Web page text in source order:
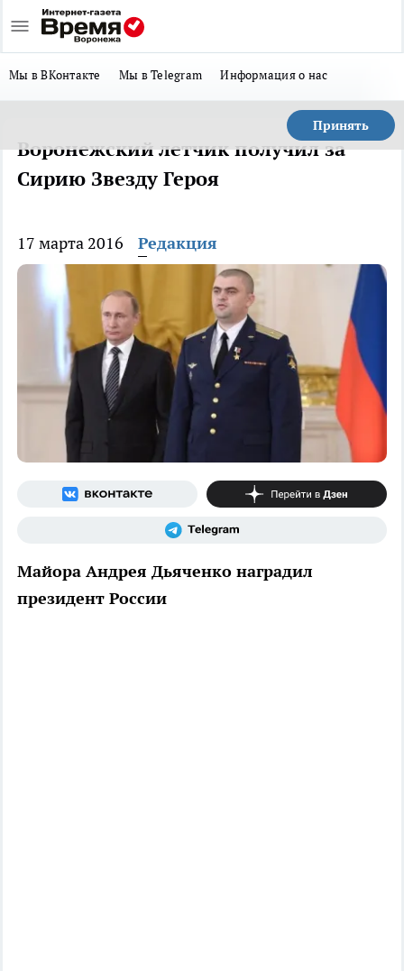
Мы в ВКонтакте Мы в Telegram Информация о нас
Принять
Воронежский летчик получил за
Сирию Звезду Героя
17 марта 2016 Редакция
Майора Андрея Дьяченко наградил
президент России